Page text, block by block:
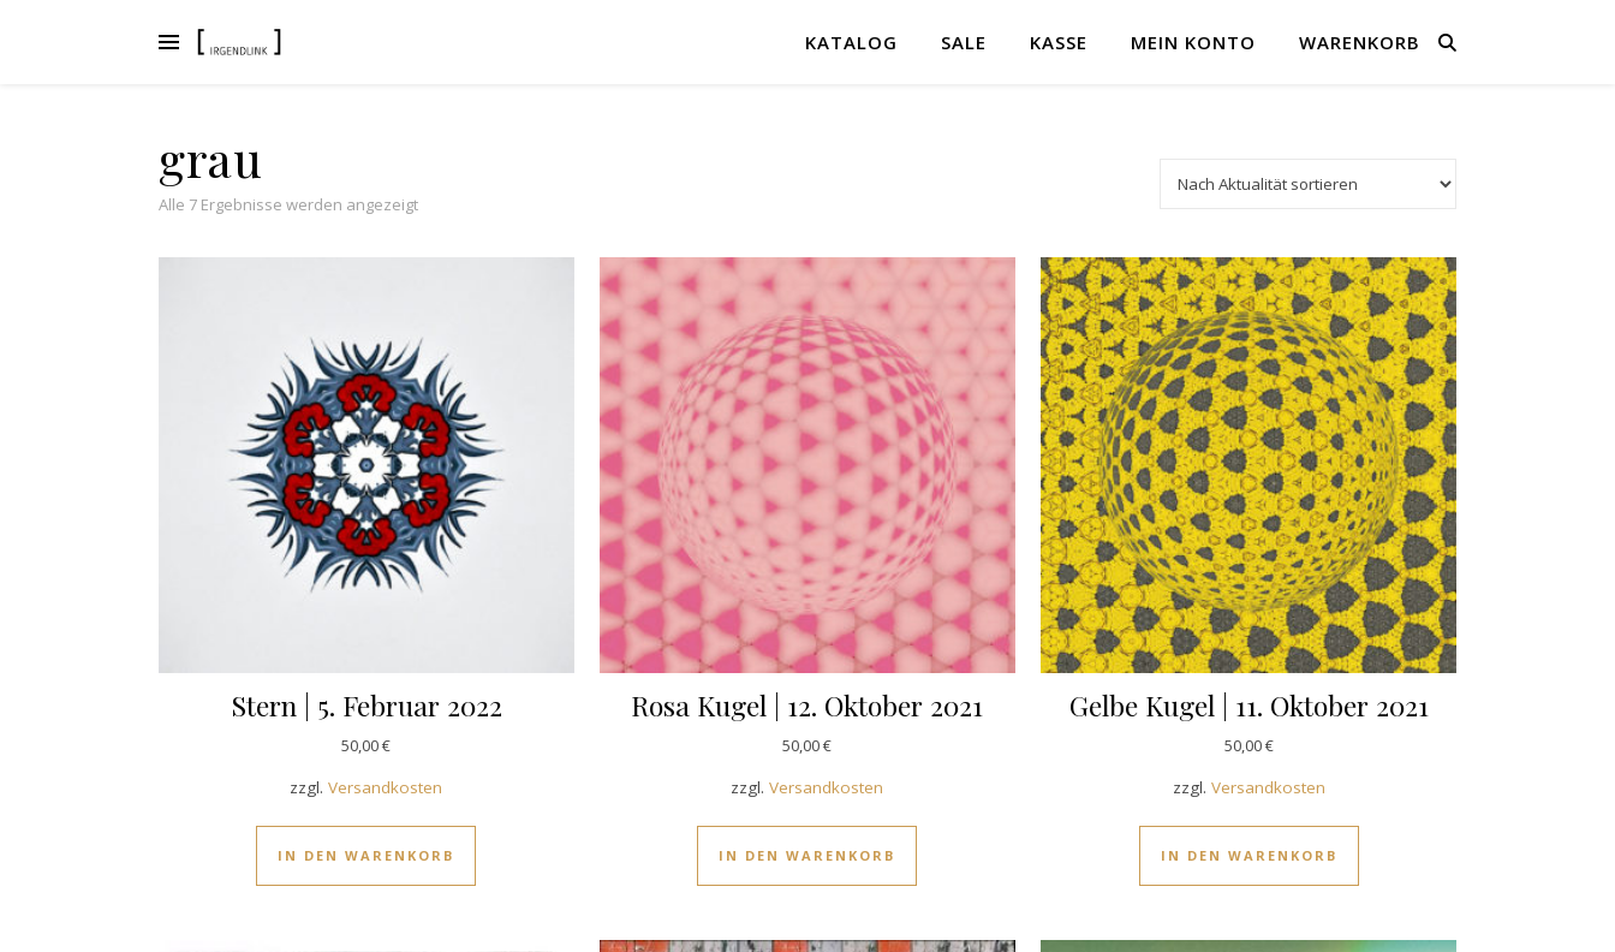
KATALOG SALE KASSE MEIN KONTO WARENKORB
grau
Alle 7 Ergebnisse werden angezeigtNach Aktualität sortiert
Stern | 5. Februar 2022
50,00€
zzgl.Versandkosten
IN DEN WARENKORB
Rosa Kugel | 12. Oktober 2021
50,00€
zzgl.Versandkosten
IN DEN WARENKORB
Gelbe Kugel | 11. Oktober 2021
50,00€
zzgl. Versandkosten
IN DEN WARENKORB